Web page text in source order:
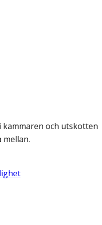
kammaren och utskotten